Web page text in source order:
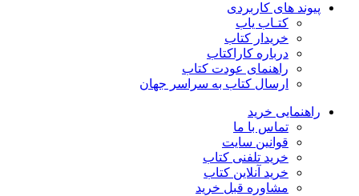
پیوند های کاربردی
کتـاب یاب
خریدار کتاب
درباره کاراکتاب
راهنمای عودت کتاب
ارسال کتاب به سراسر جهان
راهنمایی خرید
تماس با ما
قوانین سایت
خرید تلفنی کتاب
خرید آنلاین کتاب
مشاوره قبل خرید